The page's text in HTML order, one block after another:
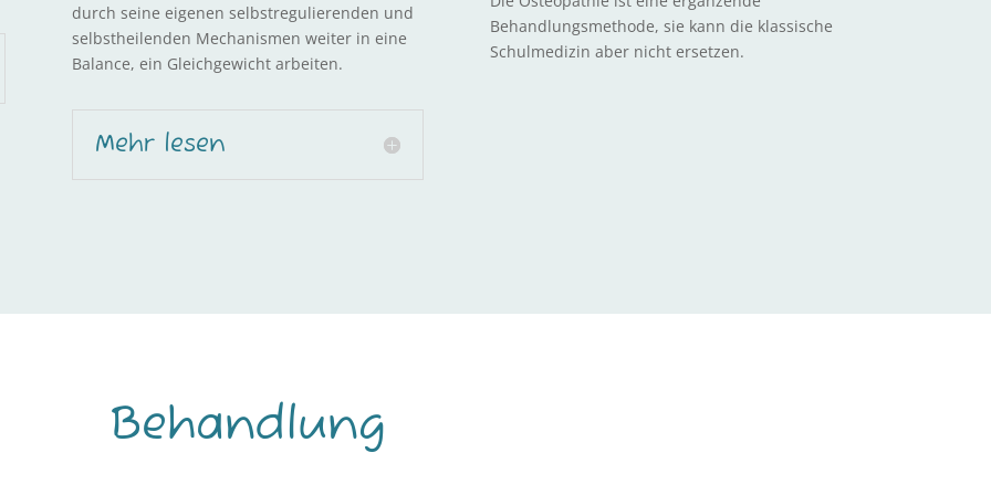
durch seine eigenen selbstregulierenden und
selbstheilenden Mechanismen weiter in eine
Balance, ein Gleichgewicht arbeiten.
Mehr lesen
Behandlungsmethode, sie kann die klassische
Schulmedizin aber nicht ersetzen.
Behandlung